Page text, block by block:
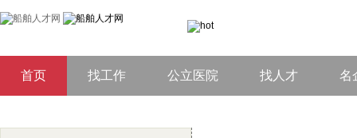
首页 找工作 公立医院 找人才 名